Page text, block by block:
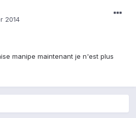
2014
manipe maintenant je n'est plus